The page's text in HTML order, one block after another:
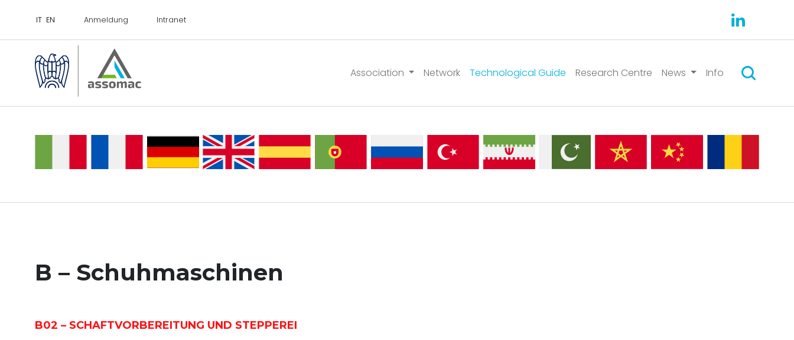
Anmeldung Intranet
Association Network Technological Guide Research Centre News Info Suchen
B – Schuhmaschinen
B02 – SCHAFTVORBEREITUNG UND STEPPEREI